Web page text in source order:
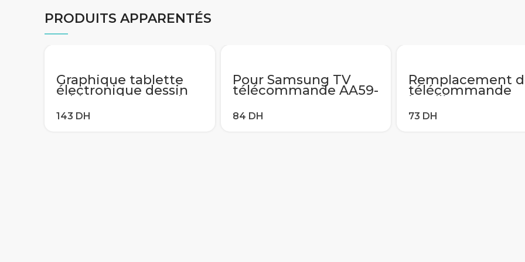
PRODUITS APPARENTÉS
Graphique tablette
électronique dessin
tablette Smart Lcd
écriture tablette
effaçable planche à
Pour Samsung TV
télécommande AA59-
AA59-00741A AA59-
00496A pour LCD
Remplacement
télécommande
intelligente pour
Samsung AA59-
00786A